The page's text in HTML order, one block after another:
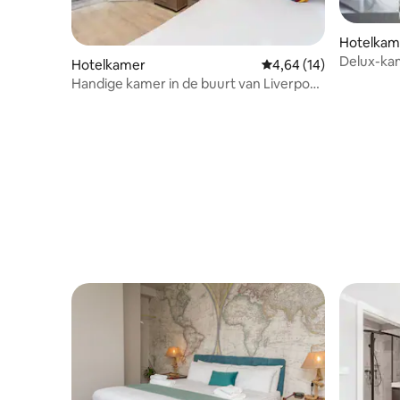
Hotelkamer Gemiddelde
4,64 (14)
Handige kamer in de buurt van Liverpool
Delux-